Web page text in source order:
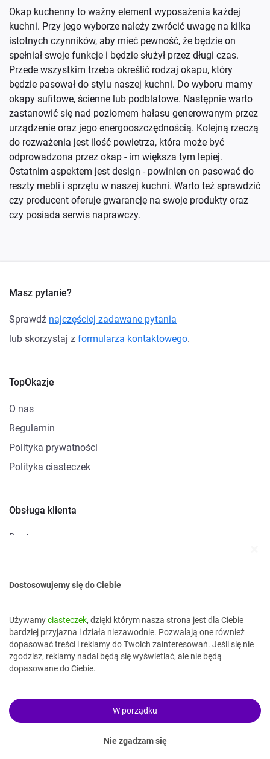
Okap kuchenny to ważny element wyposażenia każdej
kuchni. Przy jego wyborze należy zwrócić uwagę na kilka
istotnych czynników, aby mieć pewność, że będzie on
spełniał swoje funkcje i będzie służył przez długi czas.
Przede wszystkim trzeba określić rodzaj okapu, który
będzie pasował do stylu naszej kuchni. Do wyboru mamy
okapy sufitowe, ścienne lub podblatowe. Następnie warto
zastanowić się nad poziomem hałasu generowanym przez
urządzenie oraz jego energooszczędnością. Kolejną rzeczą
do rozważenia jest ilość powietrza, która może być
odprowadzona przez okap - im większa tym lepiej.
Ostatnim aspektem jest design - powinien on pasować do
reszty mebli i sprzętu w naszej kuchni. Warto też sprawdzić
czy producent oferuje gwarancję na swoje produkty oraz
czy posiada serwis naprawczy.
Masz pytanie?
Sprawdź najczęściej zadawane pytania
lub skorzystaj z formularza kontaktowego.
TopOkazje
O nas
Regulamin
Polityka prywatności
Polityka ciasteczek
Obsługa klienta
Dostawa
Kontakt
kontakt@topokazje.pl
34 37 38 499
© Copyright 2023 TopOkazje
Dostosowujemy się do Ciebie
Używamyciasteczek, dzięki którym nasza strona jest dla Ciebie
bardziej przyjazna i działa niezawodnie. Pozwalają one również
dopasować treści i reklamy do Twoich zainteresowań. Jeśli się nie
zgodzisz, reklamy nadal będą się wyświetlać, ale nie będą
dopasowane do Ciebie.
W porządku
Nie zgadzam się